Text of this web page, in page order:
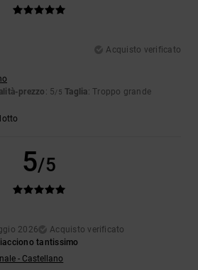
Acquisto verificato
prezzo : 5/5 Taglia: Troppo grande
5/5
2026
Acquisto verificato
tantissimo
- Castellano